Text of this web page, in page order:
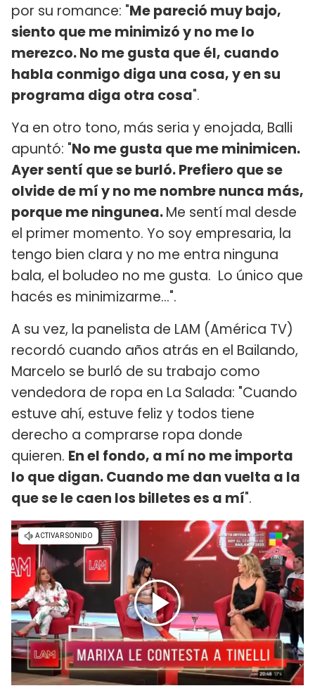
por su romance: "Me pareció muy bajo,
siento que me minimizó y no me lo
merezco. No me gusta que él, cuando
habla conmigo diga una cosa, y en su
programa diga otra cosa".
Ya en otro tono, más seria y enojada, Balli
apuntó: "No me gusta que me minimicen.
Ayer sentí que se burló. Prefiero que se
olvide de mí y no me nombre nunca más,
porque me ningunea.Me sentí mal desde
el primer momento. Yo soy empresaria, la
tengo bien clara y no me entra ninguna
bala, el boludeo no me gusta. Lo único que
hacés es minimizarme...".
A su vez, la panelista de LAM (América TV)
recordó cuando años atrás en el Bailando,
Marcelo se burló de su trabajo como
vendedora de ropa en La Salada: "Cuando
estuve ahí, estuve feliz y todos tiene
derecho a comprarse ropa donde
quieren. En el fondo, a mí no me importa
lo que digan. Cuando me dan vuelta a la
que se le caen los billetes es a mí".